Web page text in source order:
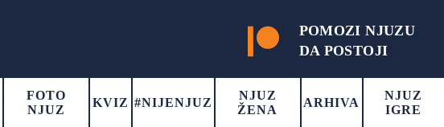
POMOZI NJUZU
DA POSTOJI
FOTO
NJUZ
KVIZ #NIJENJUZ
NJUZ
ŽENA
ARHIVA
NJUZ
IGRE